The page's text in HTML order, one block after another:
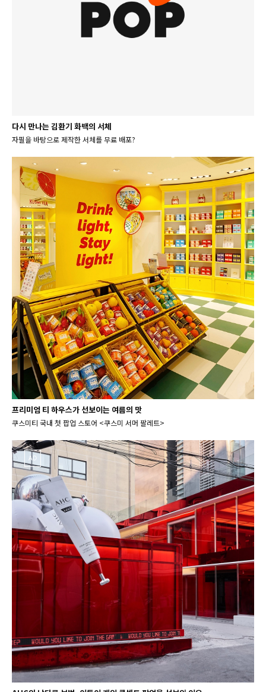
다시 만나는 김환기 화백의 서체
자필을 바탕으로 제작한 서체를 무료 배포?
프리미엄 티 하우스가 선보이는 여름의 맛
쿠스미티 국내 첫 팝업 스토어 <쿠스미 서머 팔레트>
AD